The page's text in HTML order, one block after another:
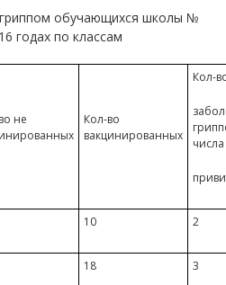
обучающихся школы №
годах по классам
не
Кол-во
вакцинированных
Кол-
10 2
18 3